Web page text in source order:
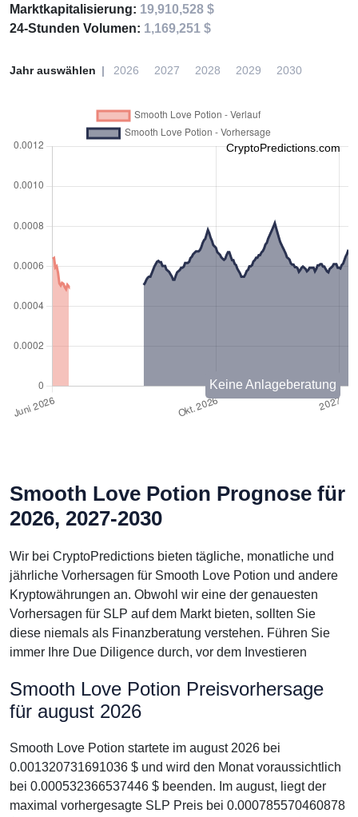
Marktkapitalisierung: 19,910,528 $
24-Stunden Volumen: 1,169,251 $
Jahr auswählen 2026 2027 2028 2029 2030
CryptoPredictions.com
Keine Anlageberatung
Smooth Love Potion Prognose für
2026, 2027-2030
Wir bei CryptoPredictions bieten tägliche, monatliche und
jährliche Vorhersagen für Smooth Love Potion und andere
Kryptowährungen an. Obwohl wir eine der genauesten
Vorhersagen für SLP auf dem Markt bieten, sollten Sie
diese niemals als Finanzberatung verstehen. Führen Sie
immer Ihre Due Diligence durch, vor dem Investieren
Smooth Love Potion Preisvorhersage
für august 2026
Smooth Love Potion startete im august 2026 bei
0.001320731691036 $ und wird den Monat voraussichtlich
bei 0.000532366537446 $ beenden. Im august, liegt der
maximal vorhergesagte SLP Preis bei 0.000785570460878